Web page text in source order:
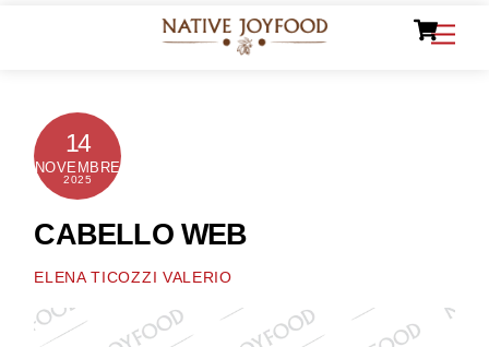
14
NOVEMBRE
2025
CABELLO WEB
ELENA TICOZZI VALERIO